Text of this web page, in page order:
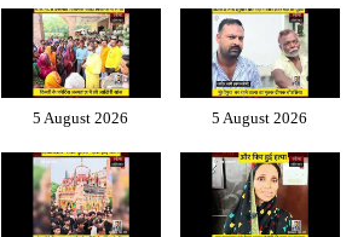
5 August 2026 5 August 2026